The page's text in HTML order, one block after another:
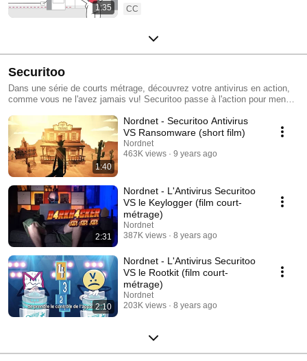
1:35
CC
Securitoo
Dans une série de courts métrage, découvrez votre antivirus en action,
comme vous ne l'avez jamais vu! Securitoo passe à l'action pour mener
1:40
Nordnet - Securitoo Antivirus
VS Ransomware (short film)
Nordnet
463K views
9 years ago
2:31
Nordnet - L'Antivirus Securitoo
VS le Keylogger (film court-
métrage)
Nordnet
387K views
8 years ago
2:10
Nordnet - L'Antivirus Securitoo
VS le Rootkit (film court-
métrage)
Nordnet
203K views
8 years ago